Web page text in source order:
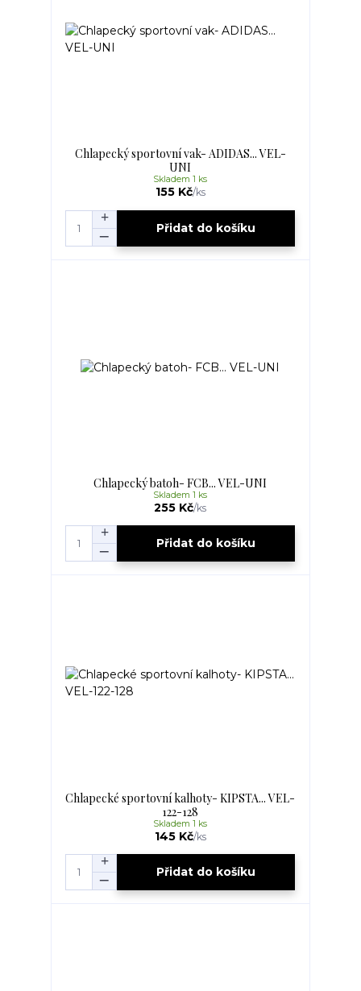
Chlapecký sportovní vak- ADIDAS... VEL-
UNI
155 Kč/ks
Skladem 1 ks
Přidat do košíku
Chlapecký batoh- FCB... VEL-UNI
255 Kč/ks
Skladem 1 ks
Přidat do košíku
Chlapecké sportovní kalhoty- KIPSTA... VEL-
122-128
145 Kč/ks
Skladem 1 ks
Přidat do košíku